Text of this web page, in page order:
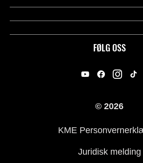
FØLG OSS
Kontakt oss
Firma
© 2026
KME
Juridisk melding